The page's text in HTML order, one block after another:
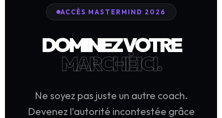
ACCÈS MASTERMIND 2026
DOMINEZ VOTRE
MARCHÉ ICI.
Ne soyez pas juste un autre coach.
Devenez l'autorité incontestée grâce